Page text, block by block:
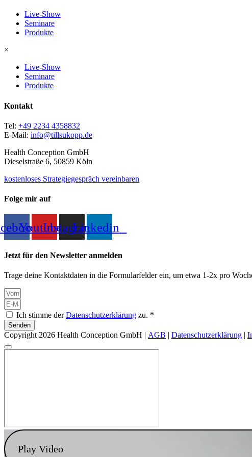
Live-Show
Seminare
Produkte
×
Live-Show
Seminare
Produkte
Kontakt
Tel: +49 2234 4358832
E-Mail: info@tillsukopp.de
Health Conception GmbH
Dieselstraße 6, 50859 Köln
kostenloses Strategiegespräch vereinbaren
Folge mir auf
YoutubeInstagramLinkedin
Jetzt für den Newsletter anmelden
Trage deine Kontaktdaten in die Formularfelder ein, um etwa 1-2x pro
Ich stimme derDatenschutzerklärung zu. *
Senden
Copyright 2026 Health Conception GmbH | AGB | Datenschutzerklärung |
Play Video